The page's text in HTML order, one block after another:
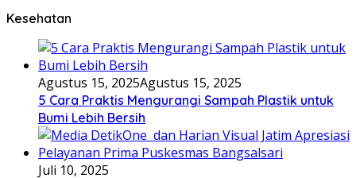
Kesehatan
Agustus 15, 2025Agustus 15, 2025
5 Cara Praktis Mengurangi Sampah Plastik untuk
Bumi Lebih Bersih
Juli 10, 2025